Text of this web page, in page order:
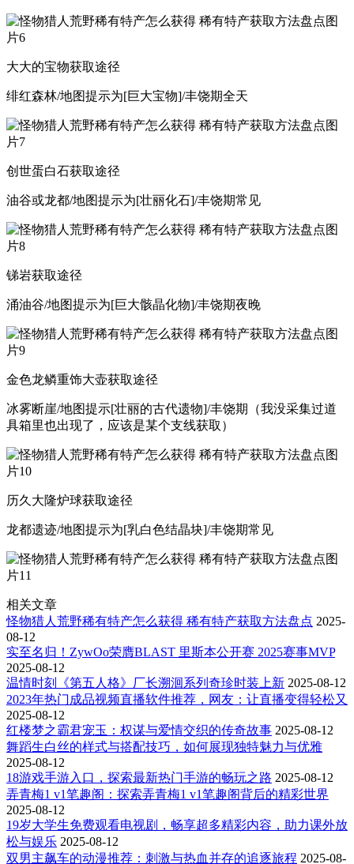
大大的宝物获取途径
绯红森林/地图提示为[巨大宝物]/丰饶期全天
创世蛋白石获取途径
油谷或龙都/地图提示为[壮丽化石]/丰饶期常见
锑岩获取途径
涌油谷/地图提示为[巨大骸晶化物]/丰饶期夜晚
金色龙鳞重饰大壶获取途径
冰雾断崖/地图提示[壮丽的古代遗物]/丰饶期（我没采集过道
具箱里也出现了，应该是某个支线获取）
历久大隆炉球获取途径
龙都遗迹/地图提示为[乳白色结晶块]/丰饶期常见
相关文章
怪物猎人荒野稀有特产怎么获得 稀有特产获取方法盘点 2025-
08-12
实至名归！ZywOo荣膺BLAST 里斯本公开赛 2025赛事MVP
2025-08-12
温情时刻《第五人格》厂长溯洄系列奇珍时装上新 2025-08-12
2023年热门成品视频直播软件推荐，网友：让直播变得轻松又
2025-08-12
红楼梦之霸君宠玉：权谋与爱情交织的传奇故事 2025-08-12
舞蹈生白丝的样式与搭配技巧，如何展现独特魅力与优雅
2025-08-12
18游戏手游入口，探索最新热门手游的畅玩之路 2025-08-12
弄青梅1 v1笔趣阁：探索弄青梅1 v1笔趣阁背后的精彩世界
2025-08-12
19岁大学生免费观看电视剧，畅享超多精彩内容，助力课外放
松与娱乐 2025-08-12
双男主飙车的动漫推荐：刺激与热血并存的追逐旅程 2025-08-